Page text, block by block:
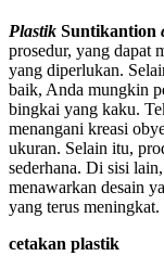
Plastik Suntikantion
prosedur, yang dapat
yang diperlukan.
baik, Anda mungkin
bingkai yang kaku.
menangani kreasi
ukuran. Selain itu,
sederhana. Di sisi
menawarkan desain
yang terus meningkat.
cetakan plastik